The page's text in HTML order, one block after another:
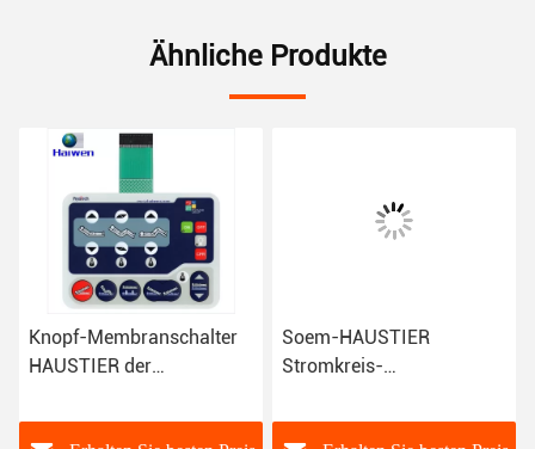
Ähnliche Produkte
Soem-HAUSTIER
Stromkreis-
mit Metallhaube
Tastmetallhaube
HAUSTIER Stromkreis-
Adhesive ISO-Zertifikat